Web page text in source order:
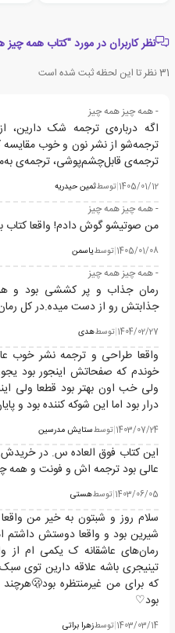
نظر کاربران در مورد "کتاب همه
31نظر تا این لحظه ثبت شده است
- همه چیز همه چیز
اگه درباره‌ی ترجمه شک دارین،
ترجمه‌شو از نشر نون و خوب
ترجمه‌ی قابل‌چشم‌پوشی، ترجمه‌ی
1405/01/12 توسطثمین حیدریه
- همه چیز همه چیز
من صوتیشو گوش دادم! واقعا کتاب
1405/01/08 توسطیاسمن
- همه چیز همه چیز
رمان جذاب و پر کششی بود و
جذابتش رو از دست میده.در کل
1404/02/27 توسطهدی
واقعا طراحی و ترجمه نشر خوب
خوندم که صفحاتش اینجور بود
ولی خب اون بهتر بود قطعا ولی
درار بود اما این شوکه کننده بود و
1403/07/24
|توسطستایش مدرسین
این کتاب فوق العاده س. در
عالی بود ترجمه اش و فونت و همه
1403/06/05 توسطهستی
شیرین بود و واقعا دوستش داشتم
رمان‌های عاشقانه ک یکمی ام از
تینیجری باشه علاقه دارین توی
بود♡
1403/03/14
|توسطزهرا براتی